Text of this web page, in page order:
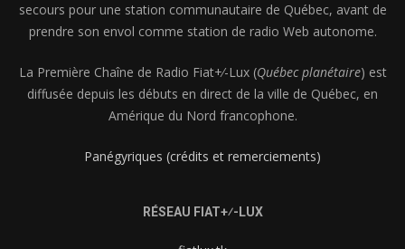
secours pour une station communautaire de Québec, avant de
prendre son envol comme station de radio Web autonome.
La Première Chaîne de Radio Fiat+⁄-Lux (Québec planétaire) est
diffusée depuis les débuts en direct de la ville de Québec, en
Amérique du Nord francophone.
Panégyriques (crédits et remerciements)
RÉSEAU FIAT+⁄-LUX